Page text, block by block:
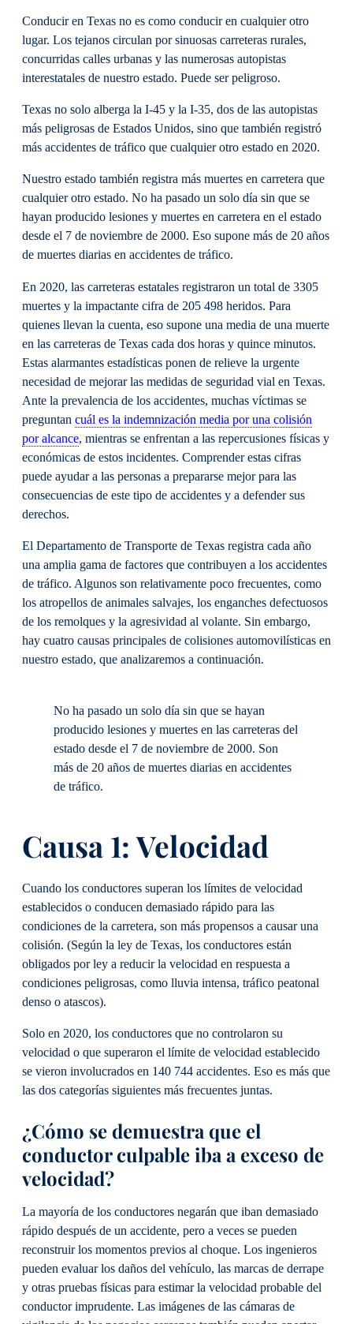
Conducir en Texas no es como conducir en cualquier otro
lugar. Los tejanos circulan por sinuosas carreteras rurales,
concurridas calles urbanas y las numerosas autopistas
interestatales de nuestro estado. Puede ser peligroso.
Texas no solo alberga la I-45 y la I-35, dos de las autopistas
más peligrosas de Estados Unidos, sino que también registró
más accidentes de tráfico que cualquier otro estado en 2020.
Nuestro estado también registra más muertes en carretera que
cualquier otro estado. No ha pasado un solo día sin que se
hayan producido lesiones y muertes en carretera en el estado
desde el 7 de noviembre de 2000. Eso supone más de 20 años
de muertes diarias en accidentes de tráfico.
En 2020, las carreteras estatales registraron un total de 3305
muertes y la impactante cifra de 205 498 heridos. Para
quienes llevan la cuenta, eso supone una media de una muerte
en las carreteras de Texas cada dos horas y quince minutos.
Estas alarmantes estadísticas ponen de relieve la urgente
necesidad de mejorar las medidas de seguridad vial en Texas.
Ante la prevalencia de los accidentes, muchas víctimas se
preguntan cuál es la indemnización media por una colisión
por alcance, mientras se enfrentan a las repercusiones físicas y
económicas de estos incidentes. Comprender estas cifras
puede ayudar a las personas a prepararse mejor para las
consecuencias de este tipo de accidentes y a defender sus
derechos.
El Departamento de Transporte de Texas registra cada año
una amplia gama de factores que contribuyen a los accidentes
de tráfico. Algunos son relativamente poco frecuentes, como
los atropellos de animales salvajes, los enganches defectuosos
de los remolques y la agresividad al volante. Sin embargo,
hay cuatro causas principales de colisiones automovilísticas en
nuestro estado, que analizaremos a continuación.
No ha pasado un solo día sin que se hayan
producido lesiones y muertes en las carreteras del
estado desde el 7 de noviembre de 2000. Son
más de 20 años de muertes diarias en accidentes
de tráfico.
Causa 1: Velocidad
Cuando los conductores superan los límites de velocidad
establecidos o conducen demasiado rápido para las
condiciones de la carretera, son más propensos a causar una
colisión. (Según la ley de Texas, los conductores están
obligados por ley a reducir la velocidad en respuesta a
condiciones peligrosas, como lluvia intensa, tráfico peatonal
denso o atascos).
Solo en 2020, los conductores que no controlaron su
velocidad o que superaron el límite de velocidad establecido
se vieron involucrados en 140 744 accidentes. Eso es más que
las dos categorías siguientes más frecuentes juntas.
¿Cómo se demuestra que el
conductor culpable iba a exceso de
velocidad?
La mayoría de los conductores negarán que iban demasiado
rápido después de un accidente, pero a veces se pueden
reconstruir los momentos previos al choque. Los ingenieros
pueden evaluar los daños del vehículo, las marcas de derrape
y otras pruebas físicas para estimar la velocidad probable del
conductor imprudente. Las imágenes de las cámaras de